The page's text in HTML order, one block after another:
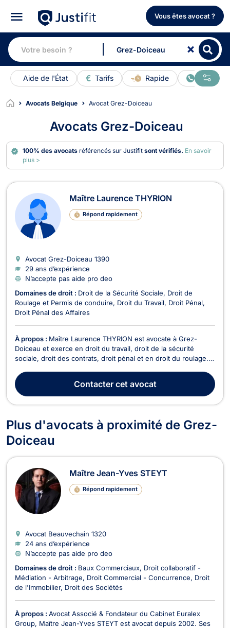
Vous êtes avocat ?
Aide de l'État Tarifs Rapide En ligne
Avocats Belgique Avocat Grez-Doiceau
Avocats Grez-Doiceau
100% des avocats référencés sur Justifitsont vérifiés. En savoir
plus >
Avocats à Grez-Doiceau
Maître Laurence THYRION
Répond rapidement
Avocat Grez-Doiceau 1390
29 ans d’expérience
N’accepte pas aide pro deo
Domaines de droit : Droit de la Sécurité Sociale
Droit de
Roulage et Permis de conduire
Droit du Travail Droit Pénal
Droit Pénal des Affaires
À propos : Maître Laurence THYRION est avocate à Grez-
Doiceau et exerce en droit du travail, droit de la sécurité
sociale, droit des contrats, droit pénal et en droit du roulage.
n°11, 1300 Wavre. Maître THYRION vous représente devant
toutes les juridictions du travail pour d...
Contactercet avocat
Plus d'avocats à proximité de Grez-
Doiceau
Maître Jean-Yves STEYT
Répond rapidement
Avocat Beauvechain 1320
24 ans d’expérience
N’accepte pas aide pro deo
Domaines de droit : Baux Commerciaux Droit collaboratif -
Médiation - Arbitrage
Droit Commercial - Concurrence
Droit
de l'Immobilier Droit des Sociétés
À propos : Avocat Associé & Fondateur du Cabinet Euralex
Group, Maître Jean-Yves STEYT est avocat depuis 2002. Ses